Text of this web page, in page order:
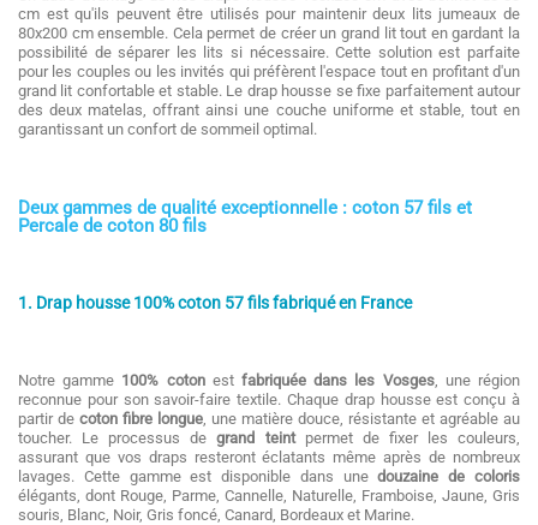
cm est qu'ils peuvent être utilisés pour maintenir deux lits jumeaux de
80x200 cm ensemble. Cela permet de créer un grand lit tout en gardant la
possibilité de séparer les lits si nécessaire. Cette solution est parfaite
pour les couples ou les invités qui préfèrent l'espace tout en profitant d'un
grand lit confortable et stable. Le drap housse se fixe parfaitement autour
des deux matelas, offrant ainsi une couche uniforme et stable, tout en
garantissant un confort de sommeil optimal.
Deux gammes de qualité exceptionnelle : coton 57 fils et
Percale de coton 80 fils
1. Drap housse 100% coton 57 fils fabriqué en France
Notre gamme 100% cotonestfabriquée dans les Vosges, une région
reconnue pour son savoir-faire textile. Chaque drap housse est conçu à
partir de coton fibre longue , une matière douce, résistante et agréable au
toucher. Le processus degrand teintpermet de fixer les couleurs,
assurant que vos draps resteront éclatants même après de nombreux
lavages. Cette gamme est disponible dans unedouzaine de coloris
élégants, dont Rouge, Parme, Cannelle, Naturelle, Framboise, Jaune, Gris
souris, Blanc, Noir, Gris foncé, Canard, Bordeaux et Marine.